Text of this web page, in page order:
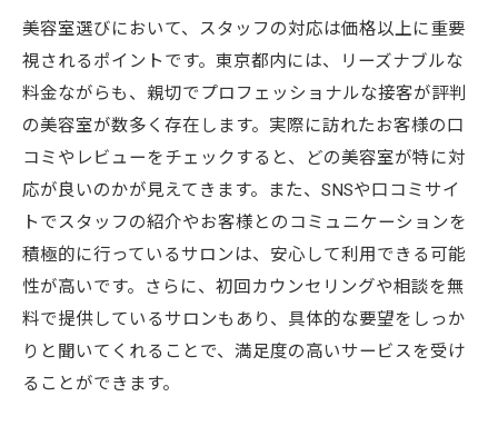
美容室選びにおいて、スタッフの対応は価格以上に重要
視されるポイントです。東京都内には、リーズナブルな
料金ながらも、親切でプロフェッショナルな接客が評判
の美容室が数多く存在します。実際に訪れたお客様の口
コミやレビューをチェックすると、どの美容室が特に対
応が良いのかが見えてきます。また、SNSや口コミサイ
トでスタッフの紹介やお客様とのコミュニケーションを
積極的に行っているサロンは、安心して利用できる可能
性が高いです。さらに、初回カウンセリングや相談を無
料で提供しているサロンもあり、具体的な要望をしっか
りと聞いてくれることで、満足度の高いサービスを受け
ることができます。